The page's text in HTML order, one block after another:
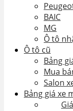
BAIC
MG
Ô tô
Ô tô cũ
Bảng
Mua
Salon
Bảng giá xe